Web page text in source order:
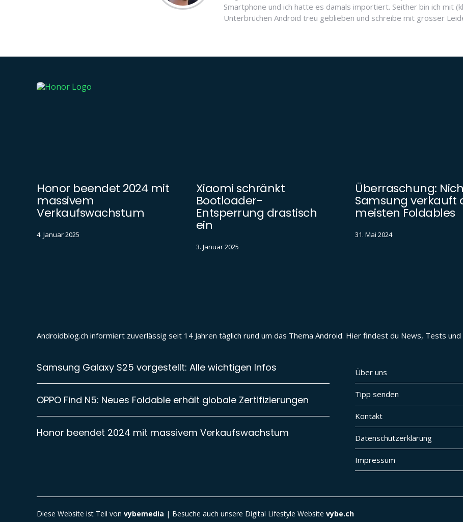
Smartphone und ich hatte es damals importiert. Seither bin ich mit
Unterbrüchen Android treu geblieben und schreibe mit grosser
Honor beendet 2024 mit
massivem
Verkaufswachstum
4. Januar 2025
Xiaomi schränkt
Bootloader-
Entsperrung drastisch
ein
3. Januar 2025
Überraschung:
Samsung verkauft
meisten Foldables
31. Mai 2024
Androidblog.ch informiert zuverlässig seit 14 Jahren täglich rund um das Thema Android. Hier findest du News, Tests
Samsung Galaxy S25 vorgestellt: Alle wichtigen Infos
OPPO Find N5: Neues Foldable erhält globale Zertifizierungen
Honor beendet 2024 mit massivem Verkaufswachstum
Über uns
Tipp senden
Kontakt
Datenschutzerklärung
Impressum
Diese Website ist Teil von vybemedia | Besuche auch unsere Digital Lifestyle Website vybe.ch